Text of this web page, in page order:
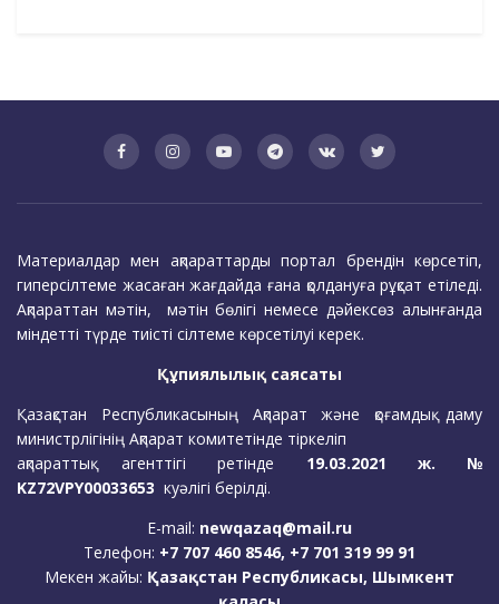
Материалдар мен ақпараттарды портал брендін көрсетіп,
гиперсілтеме жасаған жағдайда ғана қолдануға рұқсат етіледі.
Ақпараттан мәтін, мәтін бөлігі немесе дәйексөз алынғанда
міндетті түрде тиісті сілтеме көрсетілуі керек.
Құпиялылық саясаты
Қазақстан Республикасының Ақпарат және қоғамдық даму
министрлігінің Ақпарат комитетінде тіркеліп
ақпараттық агенттігі ретінде 19.03.2021 ж. №
KZ72VPY00033653 куәлігі берілді.
E-mail: newqazaq@mail.ru
Телефон: +7 707 460 8546, +7 701 319 99 91
Мекен жайы: Қазақстан Республикасы, Шымкент